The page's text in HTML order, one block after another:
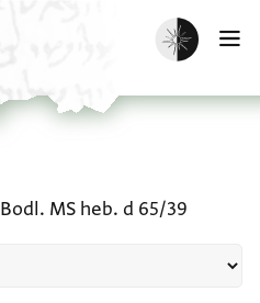
Enable dark
Bodl. MS heb. d 65/39